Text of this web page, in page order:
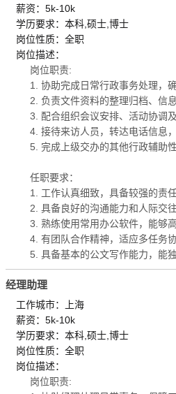
薪资：5k-10k
学历要求：本科,硕士,博士
岗位性质：全职
岗位描述：
岗位职责:
1. 协助完成日常行政事务处理，
2. 负责文件资料的整理归档、信
3. 配合组织会议安排、活动协调
4. 接待来访人员，转达电话信息
5. 完成上级交办的其他行政辅助性
任职要求：
1. 工作认真细致，具备较强的责
2. 具备良好的沟通能力和人际交往
3. 熟练使用常用办公软件，能够
4. 有团队合作精神，适应多任务
5. 具备基本的公文写作能力，能
经理助理
工作城市：上海
薪资：5k-10k
学历要求：本科,硕士,博士
岗位性质：全职
岗位描述：
岗位职责: